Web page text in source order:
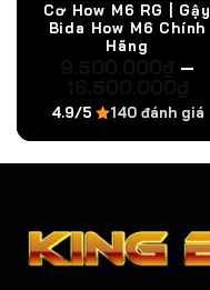
Cơ How M6 RG | Gậy
Bida How M6 Chính
Hãng
–
4.9/5 140 đánh giá